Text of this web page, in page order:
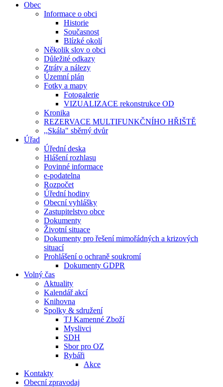
Obec
Informace o obci
Historie
Současnost
Blízké okolí
Několik slov o obci
Důležité odkazy
Ztráty a nálezy
Územní plán
Fotky a mapy
Fotogalerie
VIZUALIZACE rekonstrukce OD
Kronika
REZERVACE MULTIFUNKČNÍHO HŘIŠTĚ
,,Skála" sběrný dvůr
Úřad
Úřední deska
Hlášení rozhlasu
Povinné informace
e-podatelna
Rozpočet
Úřední hodiny
Obecní vyhlášky
Zastupitelstvo obce
Dokumenty
Životní situace
Dokumenty pro řešení mimořádných a krizových
situací
Prohlášení o ochraně soukromí
Dokumenty GDPR
Volný čas
Aktuality
Kalendář akcí
Knihovna
Spolky & sdružení
TJ Kamenné Zboží
Myslivci
SDH
Sbor pro OZ
Rybáři
Akce
Kontakty
Obecní zpravodaj